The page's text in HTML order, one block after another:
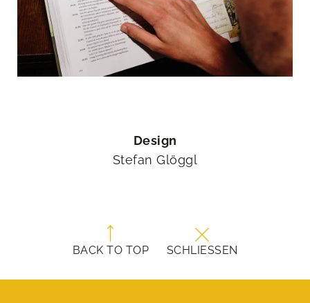
Design
Stefan Glöggl
BACK TO TOP SCHLIESSEN